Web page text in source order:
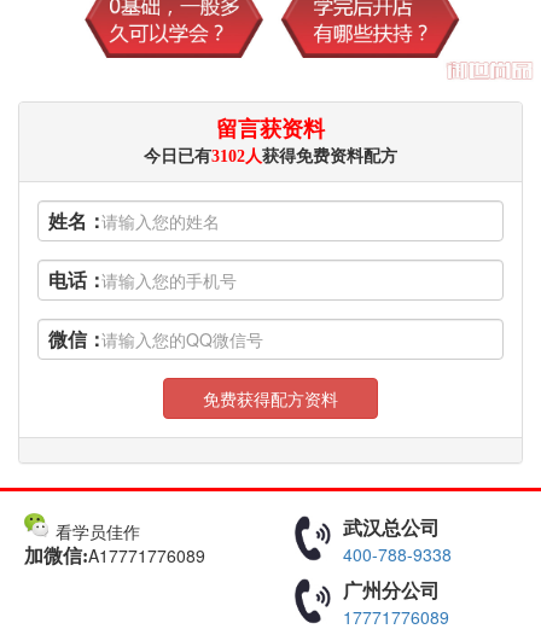
留言获资料
今日已有3102人获得免费资料配方
姓名：
电话：
微信：
免费获得配方资料
看学员佳作
加微信:A17771776089
武汉总公司
400-788-9338
广州分公司
17771776089